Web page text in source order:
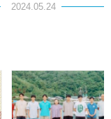
2024.05.24